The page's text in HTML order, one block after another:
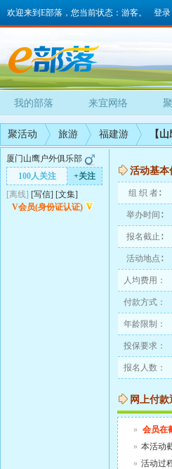
欢迎来到E部落，您当前状态：游客。 登录
我的部落 来宜网络
聚活动 旅游 福建游 【
厦门山鹰户外俱乐部
100人关注
+关注
[离线] [写信] [文集]
V会员(身份证认证)
活动基本
组 织 者∶
举办时间∶
报名截止∶
活动地点∶
人均费用：
付款方式：
年龄限制：
投保要求：
报名人数：
网上付款
» 会员在
» 本活动
» 活动过